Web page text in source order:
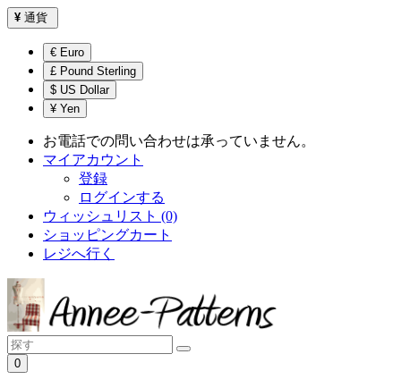
¥ 通貨
€ Euro
£ Pound Sterling
$ US Dollar
¥ Yen
お電話での問い合わせは承っていません。
マイアカウント
登録
ログインする
ウィッシュリスト (0)
ショッピングカート
レジへ行く
0